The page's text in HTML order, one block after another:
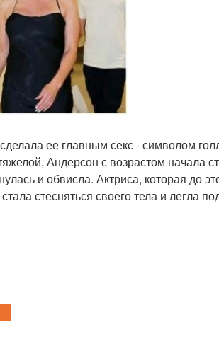
ее главным секс - символом
Андерсон с возрастом начала
и обвисла. Актриса, которая до
стесняться своего тела и легла